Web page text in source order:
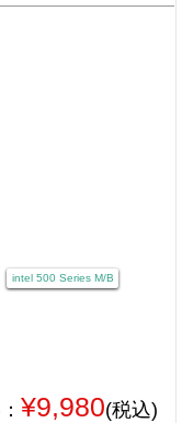
intel 500 Series M/B
¥9,980(税込)